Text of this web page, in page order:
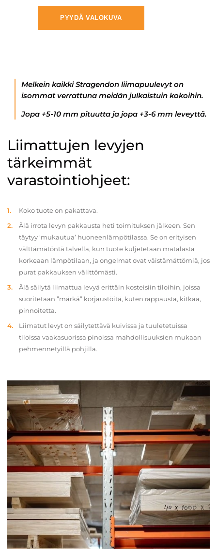
PYYDÄ VALOKUVA
Melkein kaikki Stragendon liimapuulevyt on
isommat verrattuna meidän julkaistuin kokoihin.
Jopa +5-10 mm pituutta ja jopa +3-6 mm leveyttä.
Liimattujen levyjen
tärkeimmät
varastointiohjeet:
Koko tuote on pakattava.
Älä irrota levyn pakkausta heti toimituksen jälkeen. Sen
täytyy ‘mukautua’ huoneenlämpötilassa. Se on erityisen
välttämätöntä talvella, kun tuote kuljetetaan matalasta
korkeaan lämpötilaan, ja ongelmat ovat väistämättömiä, jos
purat pakkauksen välittömästi.
Älä säilytä liimattua levyä erittäin kosteisiin tiloihin, joissa
suoritetaan ”märkä” korjaustöitä, kuten rappausta, kitkaa,
pinnoitetta.
Liimatut levyt on säilytettävä kuivissa ja tuuletetuissa
tiloissa vaakasuorissa pinoissa mahdollisuuksien mukaan
pehmennetyillä pohjilla.